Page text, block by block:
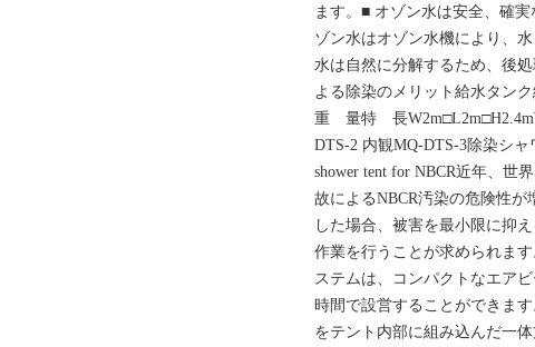
ます。■ オゾン水は安全、確
ゾン水はオゾン水機により、
水は自然に分解するため、後
よる除染のメリット給水タン
重 量特 長
DTS-2 内観MQ-DTS-3除染シャ
shower tent for NBCR近年、世
故によるNBCR汚染の危険性
した場合、被害を最小限に抑
作業を行うことが求められま
ステムは、コンパクトなエア
時間で設営することができま
をテント内部に組み込んだ一